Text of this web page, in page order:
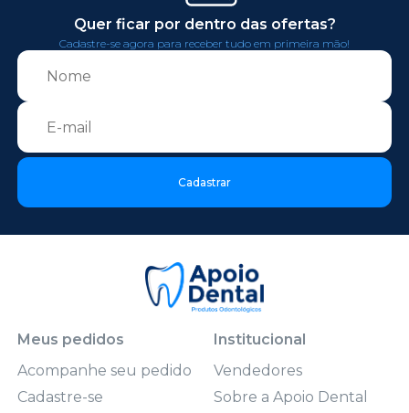
Quer ficar por dentro das ofertas?
Cadastre-se agora para receber tudo em primeira mão!
Cadastrar
Meus pedidos
Acompanhe seu pedido
Cadastre-se
Institucional
Vendedores
Sobre a Apoio Dental